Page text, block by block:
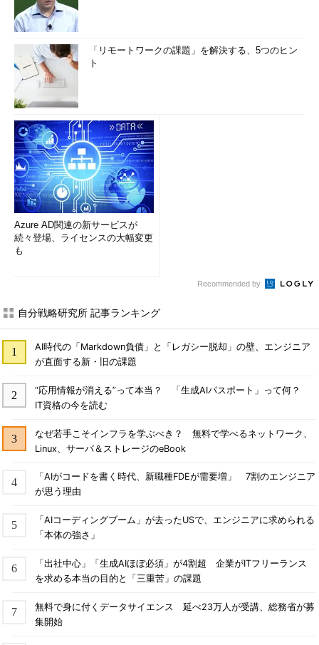
「リモートワークの課題」を解決する、5つのヒン
ト
Azure AD関連の新サービスが
続々登場、ライセンスの大幅変更
も
Recommended by
自分戦略研究所 記事ランキング
AI時代の「Markdown負債」と「レガシー脱却」の壁、エンジニア
が直面する新・旧の課題
“応用情報が消える”って本当？ 「生成AIパスポート」って何？
IT資格の今を読む
なぜ若手こそインフラを学ぶべき？ 無料で学べるネットワーク、
Linux、サーバ＆ストレージのeBook
「AIがコードを書く時代、新職種FDEが需要増」 7割のエンジニア
が思う理由
「AIコーディングブーム」が去ったUSで、エンジニアに求められる
「本体の強さ」
「出社中心」「生成AIほぼ必須」が4割超 企業がITフリーランス
を求める本当の目的と「三重苦」の課題
無料で身に付くデータサイエンス 延べ23万人が受講、総務省が募
集開始